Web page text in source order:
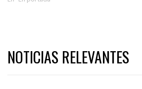
NOTICIAS RELEVANTES